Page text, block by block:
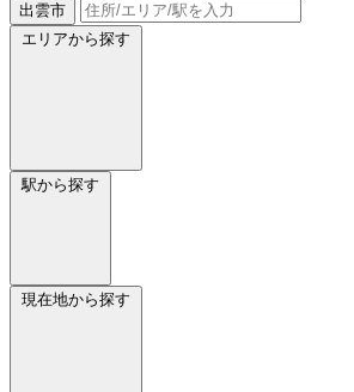
出雲市
エリアから探す
駅から探す
現在地から探す